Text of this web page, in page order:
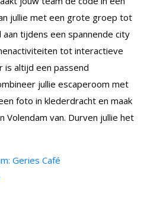
jullie met een grote groep tot
tijdens een spannende city
tot interactieve
is altijd een passend
jullie escaperoom met
foto in klederdracht en maak
Volendam van. Durven jullie het
Geries Café